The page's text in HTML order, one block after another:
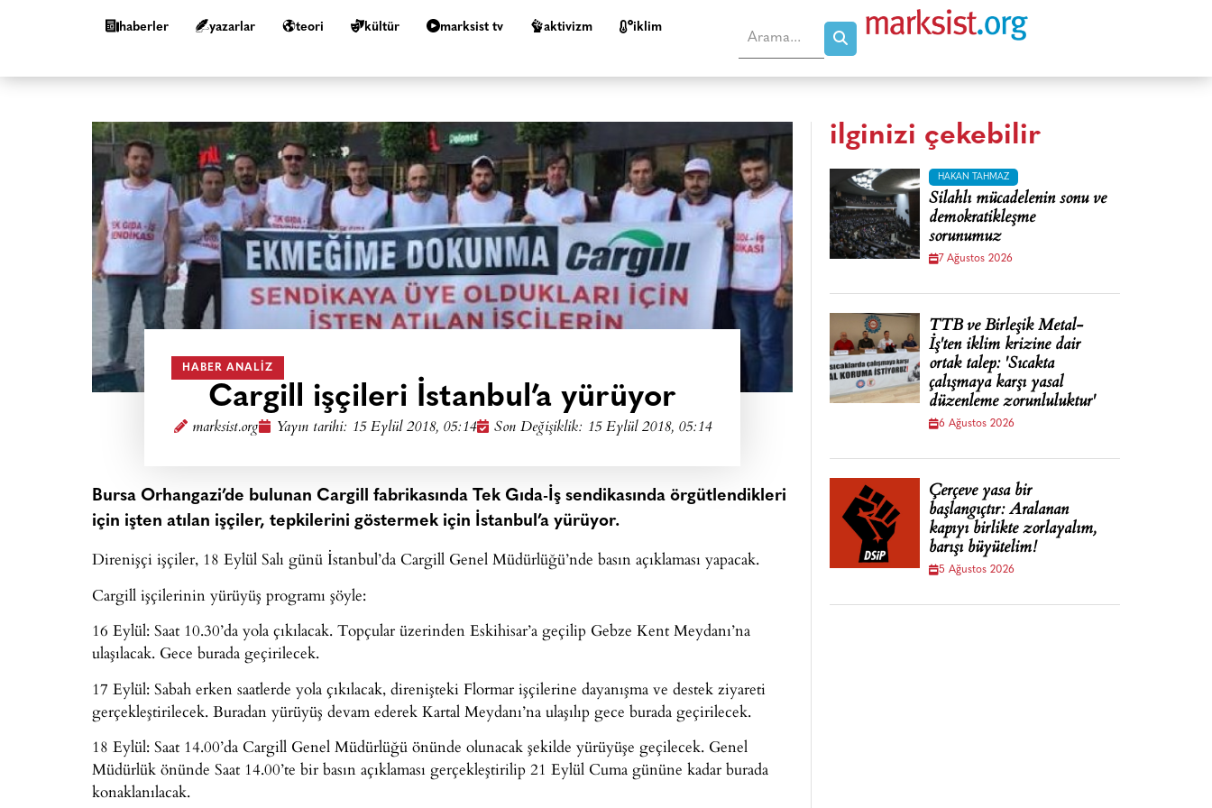
haberler yazarlar teori kültür marksist tv aktivizm i̇klim
HABER ANALIZ
Cargill işçileri İstanbul’a yürüyor
marksist.org Yayın tarihi: 15 Eylül 2018, 05:14 Son Değişiklik: 15 Eylül 2018, 05:14
Bursa Orhangazi’de bulunan Cargill fabrikasında Tek Gıda-İş sendikasında örgütlendikleri
için işten atılan işçiler, tepkilerini göstermek için İstanbul’a yürüyor.
Direnişçi işçiler, 18 Eylül Salı günü İstanbul’da Cargill Genel Müdürlüğü’nde basın açıklaması yapacak.
Cargill işçilerinin yürüyüş programı şöyle:
16 Eylül: Saat 10.30’da yola çıkılacak. Topçular üzerinden Eskihisar’a geçilip Gebze Kent Meydanı’na
ulaşılacak. Gece burada geçirilecek.
17 Eylül: Sabah erken saatlerde yola çıkılacak, direnişteki Flormar işçilerine dayanışma ve destek ziyareti
gerçekleştirilecek. Buradan yürüyüş devam ederek Kartal Meydanı’na ulaşılıp gece burada geçirilecek.
18 Eylül: Saat 14.00’da Cargill Genel Müdürlüğü önünde olunacak şekilde yürüyüşe geçilecek. Genel
Müdürlük önünde Saat 14.00’te bir basın açıklaması gerçekleştirilip 21 Eylül Cuma gününe kadar burada
konaklanılacak.
ilginizi çekebilir
HAKAN TAHMAZ
Silahlı mücadelenin sonu ve
demokratikleşme
sorunumuz
7 Ağustos 2026
TTB ve Birleşik Metal-
İş'ten iklim krizine dair
ortak talep: 'Sıcakta
çalışmaya karşı yasal
düzenleme zorunluluktur'
6 Ağustos 2026
Çerçeve yasa bir
başlangıçtır: Aralanan
kapıyı birlikte zorlayalım,
barışı büyütelim!
5 Ağustos 2026